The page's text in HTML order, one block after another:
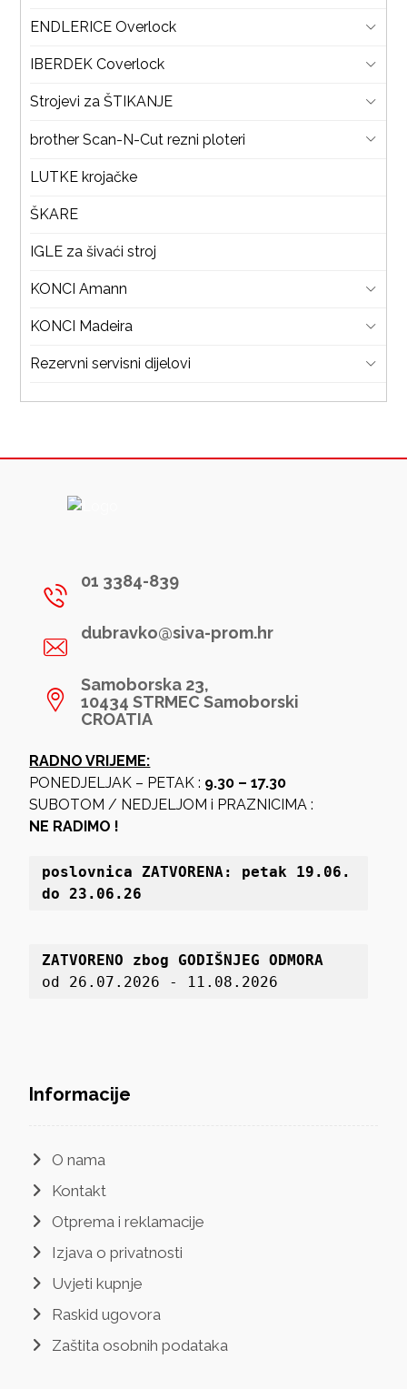
ENDLERICE Overlock
IBERDEK Coverlock
Strojevi za ŠTIKANJE
brother Scan-N-Cut rezni ploteri
LUTKE krojačke
ŠKARE
IGLE za šivaći stroj
KONCI Amann
KONCI Madeira
Rezervni servisni dijelovi
01 3384-839
dubravko@siva-prom.hr
Samoborska 23,
10434 STRMEC Samoborski
CROATIA
RADNO VRIJEME:
PONEDJELJAK – PETAK : 9.30 – 17.30
SUBOTOM / NEDJELJOM i PRAZNICIMA :
NE RADIMO !
poslovnica ZATVORENA: petak 19 .06.
do 23.06.26
ZATVORENO zbog GODIŠNJEG ODMORA
od 26.07.2026 - 11.08.2026
Informacije
O nama
Kontakt
Otprema i reklamacije
Izjava o privatnosti
Uvjeti kupnje
Raskid ugovora
Zaštita osobnih podataka